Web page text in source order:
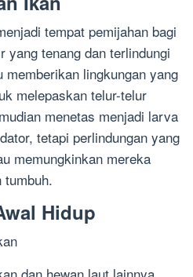
tempat pemijahan bagi
yang tenang dan terlindungi
lingkungan yang
melepaskan telur-telur
menetas menjadi larva
tetapi perlindungan yang
memungkinkan mereka
tumbuh.
Hidup